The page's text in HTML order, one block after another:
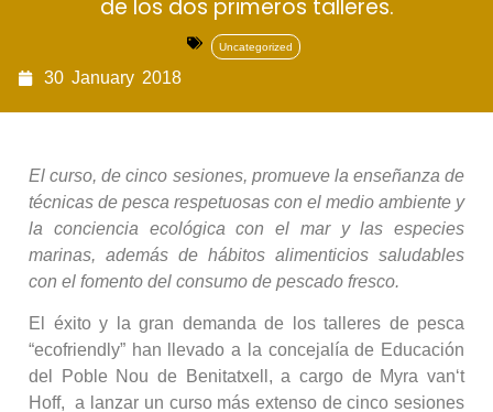
de los dos primeros talleres.
Uncategorized
30 January 2018
El curso, de cinco sesiones, promueve la enseñanza de
técnicas de pesca respetuosas con el medio ambiente y
la conciencia ecológica con el mar y las especies
marinas, además de hábitos alimenticios saludables
con el fomento del consumo de pescado fresco.
El éxito y la gran demanda de los talleres de pesca
“ecofriendly” han llevado a la concejalía de Educación
del Poble Nou de Benitatxell, a cargo de Myra van‘t
Hoff, a lanzar un curso más extenso de cinco sesiones